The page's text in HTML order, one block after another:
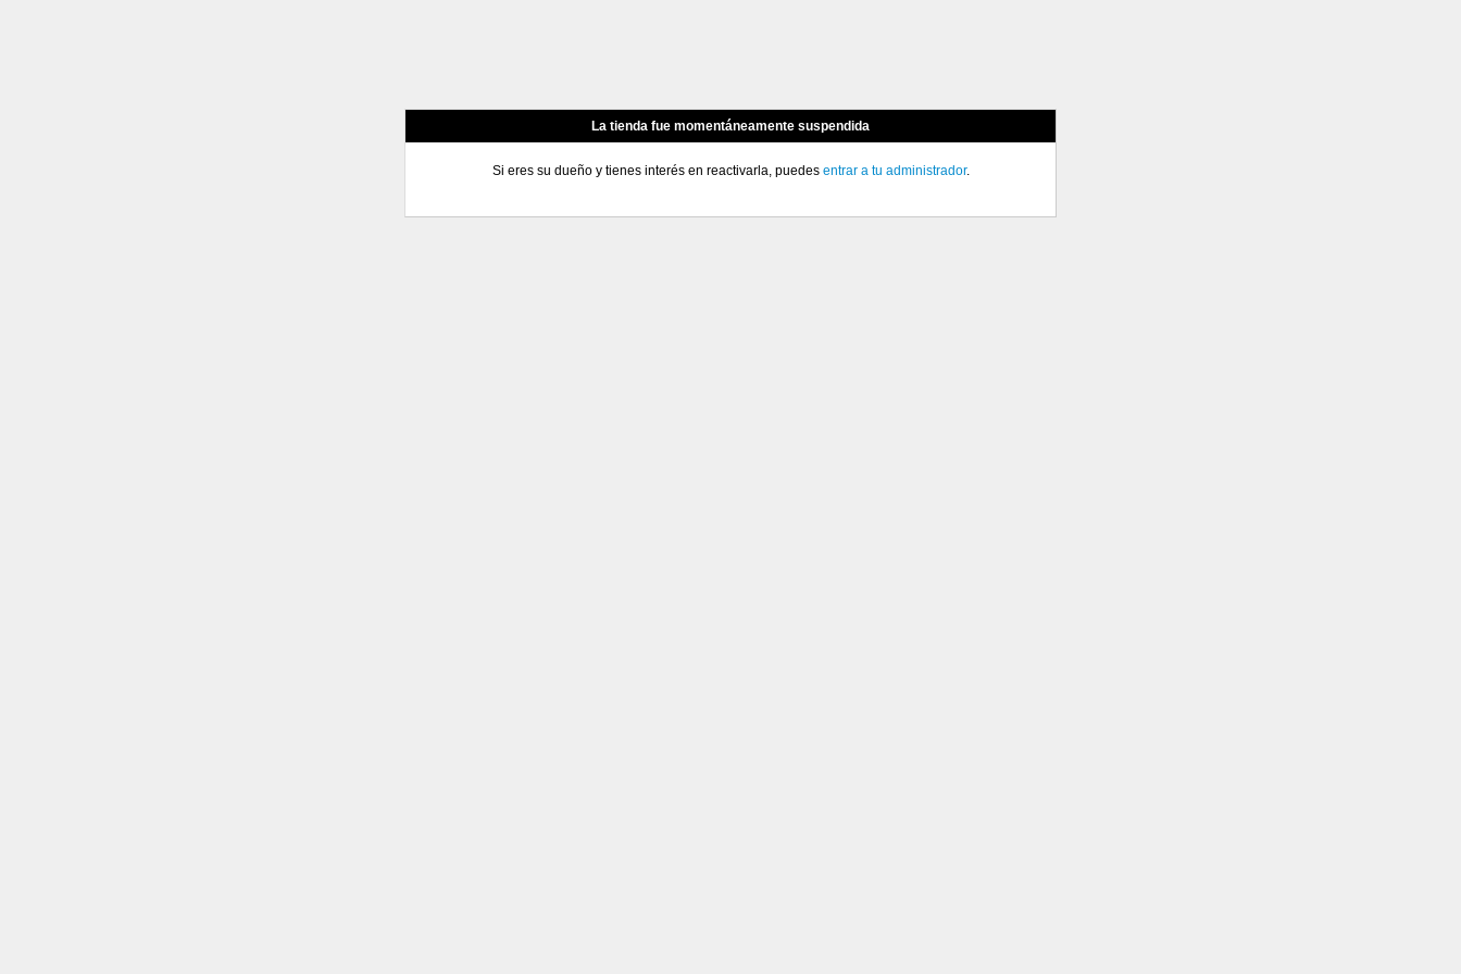
La tienda fue momentáneamente suspendida
Si eres su dueño y tienes interés en reactivarla, puedes entrar a tu administrador.